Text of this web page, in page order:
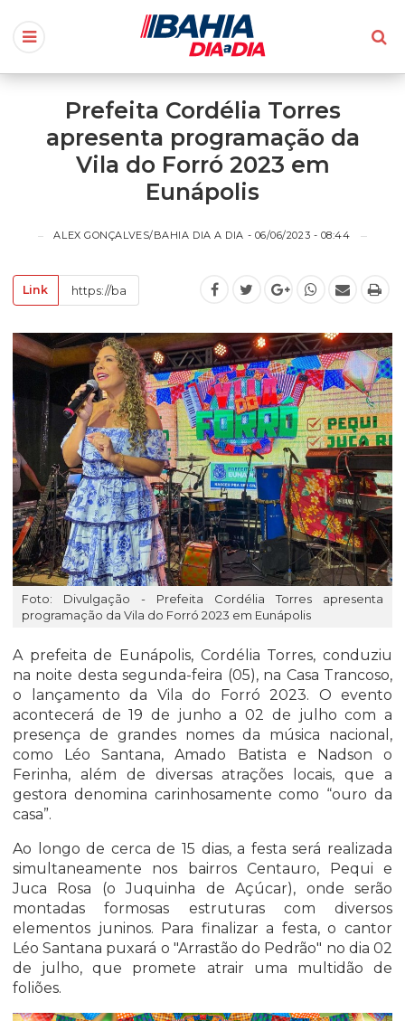
Prefeita Cordélia Torres
apresenta programação da
Vila do Forró 2023 em
Eunápolis
ALEX GONÇALVES/BAHIA DIA A DIA - 06/06/2023 - 08:44
Link
Foto: Divulgação - Prefeita Cordélia Torres apresenta
programação da Vila do Forró 2023 em Eunápolis
A prefeita de Eunápolis, Cordélia Torres, conduziu
na noite desta segunda-feira (05), na Casa Trancoso,
o lançamento da Vila do Forró 2023. O evento
acontecerá de 19 de junho a 02 de julho com a
presença de grandes nomes da música nacional,
como Léo Santana, Amado Batista e Nadson o
Ferinha, além de diversas atrações locais, que a
gestora denomina carinhosamente como “ouro da
casa”.
Ao longo de cerca de 15 dias, a festa será realizada
simultaneamente nos bairros Centauro, Pequi e
Juca Rosa (o Juquinha de Açúcar), onde serão
montadas formosas estruturas com diversos
elementos juninos. Para finalizar a festa, o cantor
Léo Santana puxará o "Arrastão do Pedrão" no dia 02
de julho, que promete atrair uma multidão de
foliões.